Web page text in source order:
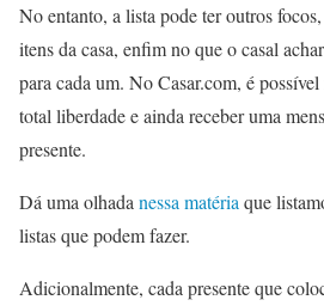
No entanto, a lista pode ter outros
itens da casa, enfim no que o casal
para cada um. No Casar.com, é
total liberdade e ainda receber uma
presente.
Dá uma olhada nessa matéria que
listas que podem fazer.
Adicionalmente, cada presente que